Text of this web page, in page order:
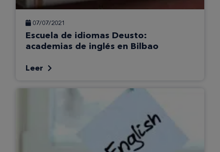
07/07/2021
Escuela de idiomas Deusto:
academias de inglés en Bilbao
Leer